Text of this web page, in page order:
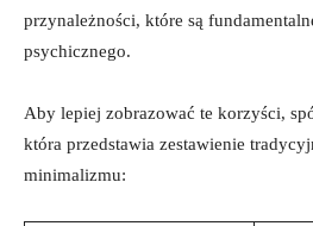
przynależności, które są
psychicznego.
Aby lepiej zobrazować te korzyści,
która przedstawia zestawienie
minimalizmu: